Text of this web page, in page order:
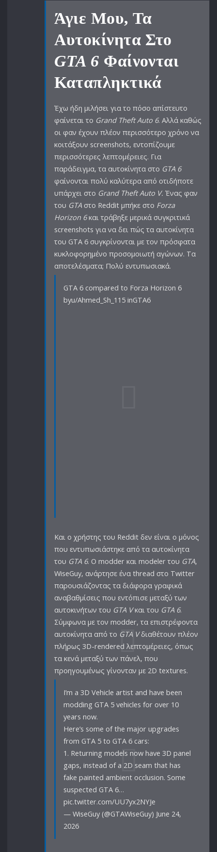
Άγιε Μου, Τα
Αυτοκίνητα Στο
GTA 6 Φαίνονται
Καταπληκτικά
Έχω ήδη μιλήσει για το πόσο απίστευτο
φαίνεται το Grand Theft Auto 6. Αλλά καθώς
οι φαν έχουν πλέον περισσότερο χρόνο να
κοιτάξουν screenshots, εντοπίζουμε
περισσότερες λεπτομέρειες. Για
παράδειγμα, τα αυτοκίνητα στο GTA 6
φαίνονται πολύ καλύτερα από οτιδήποτε
υπάρχει στο Grand Theft Auto V. Ένας φαν
του GTAστο Reddit μπήκε στο Forza
Horizon 6και τράβηξε μερικά συγκριτικά
screenshots για να δει πώς τα αυτοκίνητα
του GTA 6 συγκρίνονται με τον πρόσφατα
κυκλοφορημένο προσομοιωτή αγώνων. Τα
αποτελέσματα; Πολύ εντυπωσιακά.
GTA 6 compared to Forza Horizon 6
byu/Ahmed_Sh_115 inGTA6
Και ο χρήστης του Reddit δεν είναι ο μόνος
που εντυπωσιάστηκε από τα αυτοκίνητα
του GTA 6. Ο modder και modeler του GTA,
WiseGuy, ανάρτησε ένα thread στο Twitter
παρουσιάζοντας τα διάφορα γραφικά
αναβαθμίσεις που εντόπισε μεταξύ των
αυτοκινήτων του GTA Vκαι του GTA 6.
Σύμφωνα με τον modder, τα επιστρέφοντα
αυτοκίνητα από το GTA Vδιαθέτουν πλέον
πλήρως 3D-rendered λεπτομέρειες, όπως
τα κενά μεταξύ των πάνελ, που
προηγουμένως γίνονταν με 2D textures.
I’m a 3D Vehicle artist and have been
modding GTA 5 vehicles for over 10
years now.
Here’s some of the major upgrades
from GTA 5 to GTA 6 cars:
1. Returning models now have 3D panel
gaps, instead of a 2D seam that has
fake painted ambient occlusion. Some
suspected GTA 6…
pic.twitter.com/UU7yx2NYJe
— WiseGuy (@GTAWiseGuy) June 24,
2026